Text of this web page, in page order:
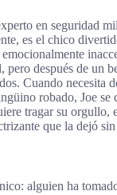
en seguridad
es el chico
pero después de un
Cuando necesita
robado, Joe se
tragar su orgullo,
que la dejó
alguien ha